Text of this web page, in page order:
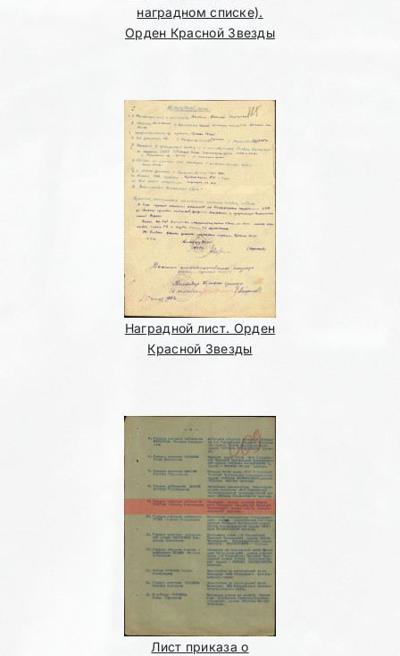
наградном списке).
Орден Красной Звезды
Наградной лист. Орден
Красной Звезды
Лист приказа о